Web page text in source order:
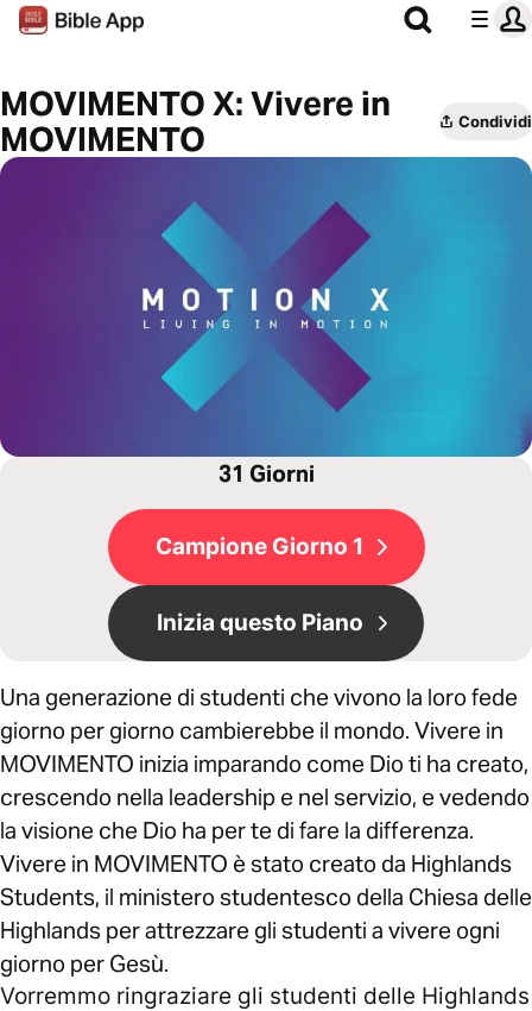
MOVIMENTO X: Vivere in
MOVIMENTO
Condividi
31 Giorni
Campione Giorno 1
Inizia questo Piano
Una generazione di studenti che vivono la loro fede
giorno per giorno cambierebbe il mondo. Vivere in
MOVIMENTO inizia imparando come Dio ti ha creato,
crescendo nella leadership e nel servizio, e vedendo
la visione che Dio ha per te di fare la differenza.
Vivere in MOVIMENTO è stato creato da Highlands
Students, il ministero studentesco della Chiesa delle
Highlands per attrezzare gli studenti a vivere ogni
giorno per Gesù.
Vorremmo ringraziare gli studenti delle Highlands